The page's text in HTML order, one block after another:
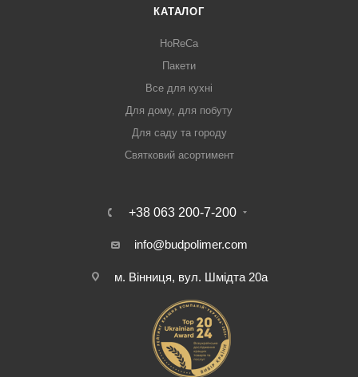
КАТАЛОГ
HoReCa
Пакети
Все для кухні
Для дому, для побуту
Для саду та городу
Святковий асортимент
+38 063 200-7-200
info@budpolimer.com
м. Вінниця, вул. Шмідта 20а